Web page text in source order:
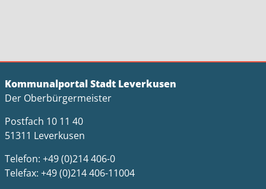
Kommunalportal Stadt Leverkusen
Der Oberbürgermeister
Postfach 10 11 40
51311 Leverkusen
Telefon: +49 (0)214 406-0
Telefax: +49 (0)214 406-11004